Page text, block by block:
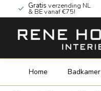
Gratis verzending NL
& BE vanaf €75!
Home Badkamer